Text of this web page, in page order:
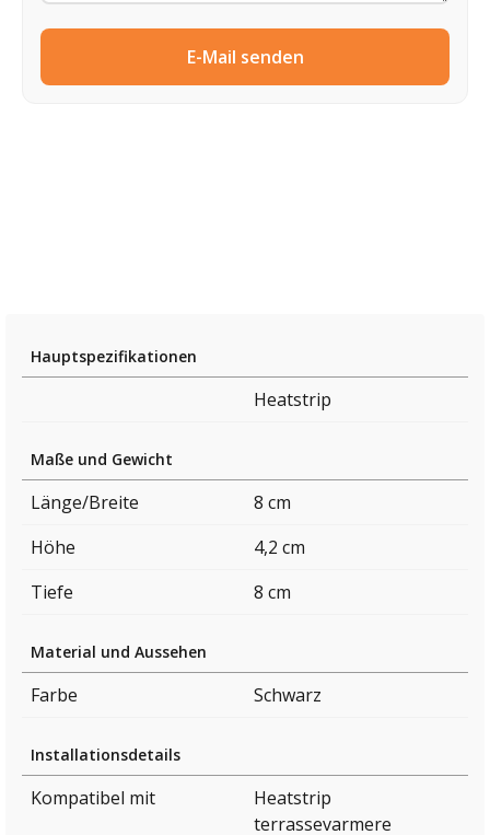
E-Mail senden
Hauptspezifikationen
Heatstrip
Maße und Gewicht
Länge/Breite
8 cm
Höhe
4,2 cm
Tiefe
8 cm
Material und Aussehen
Farbe Schwarz
Installationsdetails
Kompatibel mit
Heatstrip
terrassevarmere